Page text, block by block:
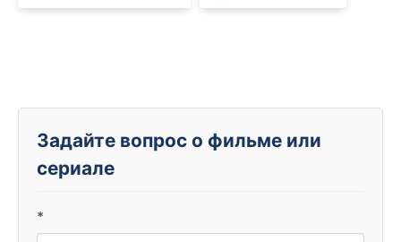
Задайте вопрос о фильме или
сериале
*